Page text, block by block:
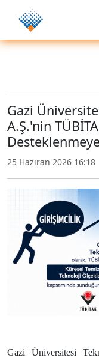
Gazi
A.Ş.'nin
25 Haziran 2026 16:18
Gazi Üniversitesi